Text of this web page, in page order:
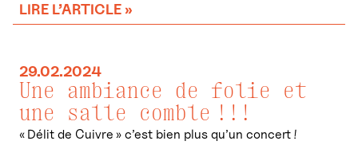
LIRE L’ARTICLE »
29.02.2024
Une ambiance de folie et
une salle comble !!!
« Délit de Cuivre » c’est bien plus qu’un concert !